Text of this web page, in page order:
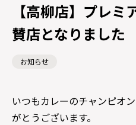
【高柳店】プレ
賛店となりました
お知らせ
いつもカレーのチャンピオ
がとうございます。